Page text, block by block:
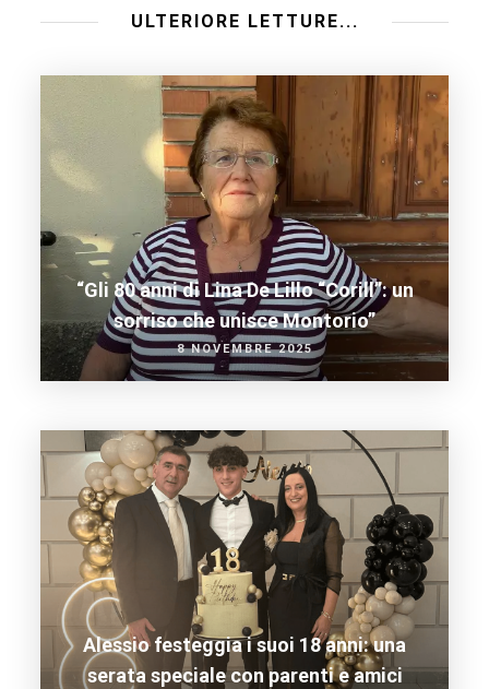
ULTERIORE LETTURE...
“Gli 80 anni di Lina De Lillo “Corill”: un
sorriso che unisce Montorio”
8 NOVEMBRE 2025
Alessio festeggia i suoi 18 anni: una
serata speciale con parenti e amici